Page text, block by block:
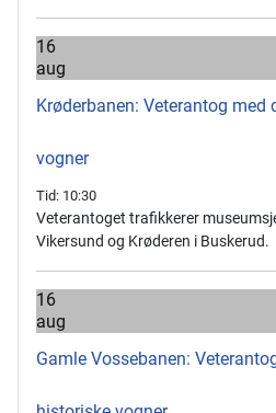
16
aug
Krøderbanen: Veterantog med
vogner
Tid: 10:30
Veterantoget trafikkerer
Vikersund og Krøderen i Buskerud.
16
aug
Gamle Vossebanen: